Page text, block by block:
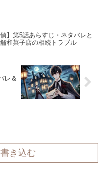
偵】第5話あらすじ・ネタバレと
和菓子店の相続トラブル
レ＆
き込む